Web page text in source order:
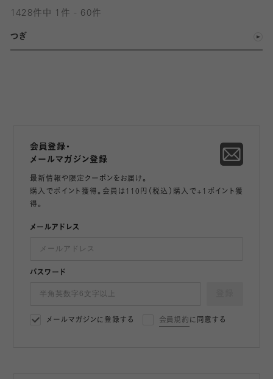
1428件中 1件 - 60件
つぎ
会員登録・
メールマガジン登録
最新情報や限定クーポンをお届け。
購入でポイント獲得。会員は110円（税込）購入で+1ポイント獲
得。
メールアドレス
パスワード
メールマガジンに登録する 会員規約 に同意する